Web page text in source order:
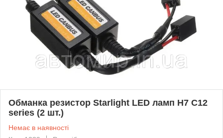
Обманка резистор Starlight LED ламп Н7 C12
series (2 шт.)
Немає в наявності